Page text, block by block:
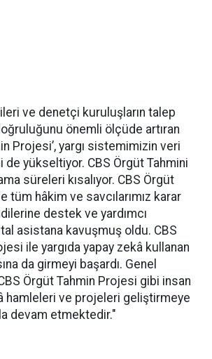
ve denetçi kuruluşların talep
önemli ölçüde artıran
Projesi’, yargı sistemimizin veri
yükseltiyor. CBS Örgüt Tahmini
süreleri kısalıyor. CBS Örgüt
tüm hâkim ve savcılarımız karar
destek ve yardımcı
asistana kavuşmuş oldu. CBS
ile yargıda yapay zekâ kullanan
da girmeyi başardı. Genel
Örgüt Tahmin Projesi gibi insan
hamleleri ve projeleri geliştirmeye
devam etmektedir."